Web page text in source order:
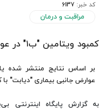
کد خبر: 6137
مراقبت و درمان
كمبود ویتامین "ب‪ "۱‬در عوارض دیابت نقش دارد
بر اساس نتایج منتشر شده
عوارض جانبی بیماری "دیابت" با كمبود
به گزارش پایگاه اینترنتی